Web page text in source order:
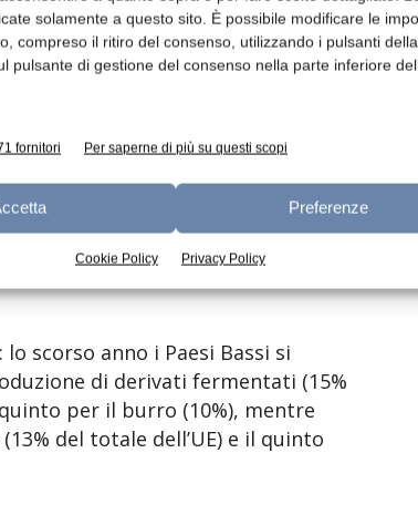
solamente a questo sito. È possibile modificare le
compreso il ritiro del consenso, utilizzando i pulsanti
pulsante di gestione del consenso nella parte inferiore
fornitori Per saperne di più su questi scopi
Preferenze
Cookie Policy Privacy Policy
produttore di latte
lattieri fermentati come
il secondo produttore sia di
prodotto).
Ue), Francia (13%), Italia (11%) e
del latte alimentare prodotto
scorso anno i Paesi Bassi si
di derivati fermentati (15%
per il burro (10%), mentre
del totale dell’UE) e il quinto